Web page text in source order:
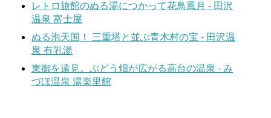
レトロ旅館のぬる湯につかって花鳥風月 - 田沢
温泉 富士屋
ぬる泡天国！ 三重塔と並ぶ青木村の宝 - 田沢温
泉 有乳湯
東御を遠見。ぶどう畑が広がる高台の温泉 - み
づほ温泉 湯楽里館